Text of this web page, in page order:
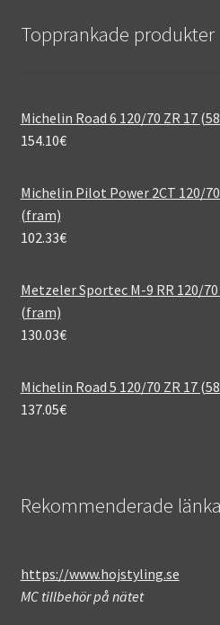
Topprankade produkter
Michelin Road 6 120/70 ZR 17
154.10€
Michelin Pilot Power 2CT 120/70
(fram)
102.33€
Metzeler Sportec M-9 RR 120/70
(fram)
130.03€
Michelin Road 5 120/70 ZR 17
137.05€
Rekommenderade
https://www.hojstyling.se
MC tillbehör på nätet